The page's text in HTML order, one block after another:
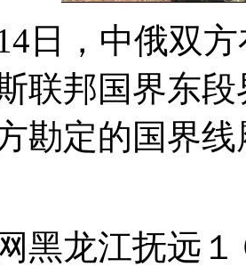
，中俄双方
联邦国界东
勘定的国界
龙江抚远１